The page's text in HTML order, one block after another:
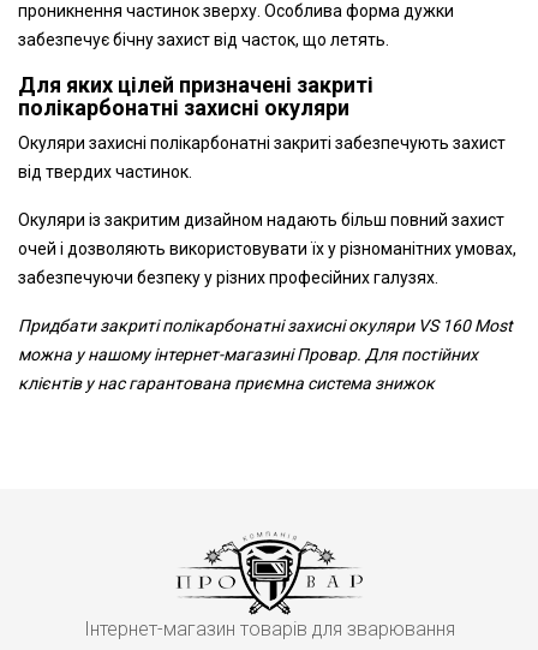
проникнення частинок зверху. Особлива форма дужки
забезпечує бічну захист від часток, що летять.
Для яких цілей призначені закриті
полікарбонатні захисні окуляри
Окуляри захисні полікарбонатні закриті забезпечують захист
від твердих частинок.
Окуляри із закритим дизайном надають більш повний захист
очей і дозволяють використовувати їх у різноманітних умовах,
забезпечуючи безпеку у різних професійних галузях.
Придбати закриті полікарбонатні захисні окуляри VS 160Most
можна у нашому інтернет-магазині Провар. Для постійних
клієнтів у нас гарантована приємна система знижок
Інтернет-магазин товарів для зварювання